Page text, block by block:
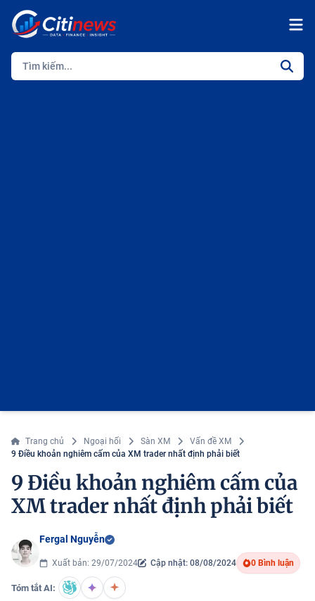
Trang chủ Ngoại hối Sàn XM
Vấn đề XM
9 Điều khoản nghiêm cấm của XM trader nhất định phải biết
9 Điều khoản nghiêm cấm của
XM trader nhất định phải biết
Fergal Nguyễn
Xuất bản: 29/07/2024 Cập nhật: 08/08/2024 0 Bình luận
Tóm tắt AI: